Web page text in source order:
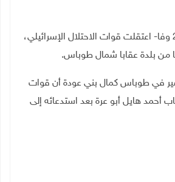
طوباس 31-3-2025 وفا- اعتقلت قوات الاحتلال الإسرائيلي،
من بلدة عقابا شمال طوباس.
في طوباس كمال بني عودة أن قوات
أحمد هايل أبو عرة بعد استدعائه إلى